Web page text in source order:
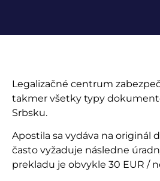
Legalizačné centrum
takmer všetky typy
Srbsku.
Apostila sa vydáva na originál
často vyžaduje následne
prekladu je obvykle 30 EUR /